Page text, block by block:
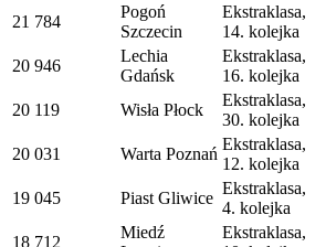
21 784
Pogoń
Szczecin
Ekstraklasa,
14. kolejka
20 946
Lechia
Gdańsk
Ekstraklasa,
16. kolejka
20 119 Wisła Płock
Ekstraklasa,
30. kolejka
20 031 Warta Poznań
Ekstraklasa,
12. kolejka
19 045 Piast Gliwice
Ekstraklasa,
4. kolejka
18 712
Miedź
Ekstraklasa,